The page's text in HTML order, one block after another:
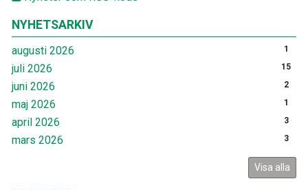
NYHETSARKIV
augusti 2026 1
juli 2026 15
juni 2026 2
maj 2026 1
april 2026 3
mars 2026 3
Visa alla